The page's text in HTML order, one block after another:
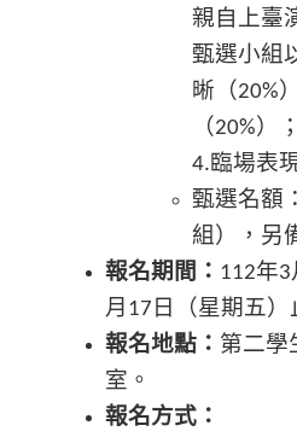
親自上臺
甄選小組
晰（20%
（20%）；
4.臨場表
甄選名額
組），另
報名期間： 112年3
月 17 日（星期五）
報名地點： 第二學
室。
報名方式：